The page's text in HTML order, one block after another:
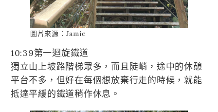
圖片來源：Jamie
10:39第一迴旋鐵道
獨立山上坡路階梯眾多，而且陡峭，途中的休憩
平台不多，但好在每個想放棄行走的時候，就能
抵達平緩的鐵道稍作休息。